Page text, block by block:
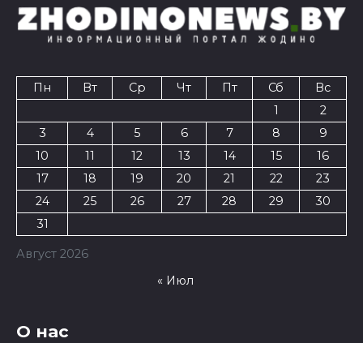
Август 2026
Пн Вт Ср Чт Пт Сб
Вс
1
2
3
4 5 6 7 8
9
10
11 12 13 14 15
16
17
18 19 20 21 22
23
24
25 26 27 28 29
30
31
« Июл
О нас